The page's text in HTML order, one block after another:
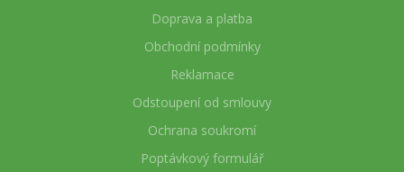
Doprava a platba
Obchodní podmínky
Reklamace
Odstoupení od smlouvy
Ochrana soukromí
Poptávkový formulář